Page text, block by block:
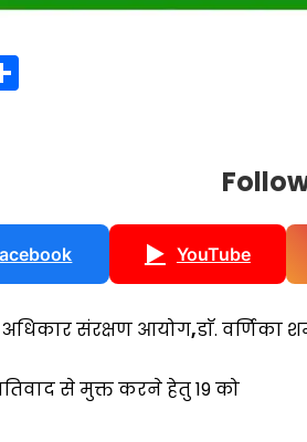
▶ YouTube
अधिकार संरक्षण आयोग,डाॅ. वर्णिका
से मुक्त करने हेतु 19 को